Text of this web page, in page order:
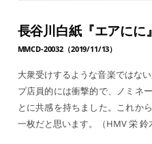
長谷川白紙『エアにに』
MMCD-20032（2019/11/13）
大衆受けするような音楽ではな
プ店員的には衝撃的で、ノミネ
とに共感を持ちました。これか
一枚だと思います。（HMV 栄 鈴